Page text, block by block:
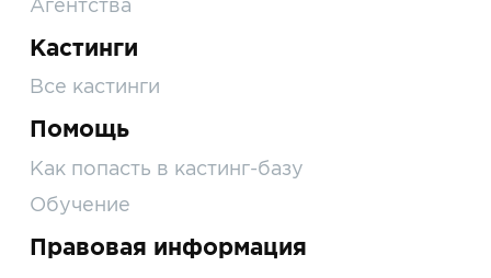
Агентства
Кастинги
Все кастинги
Помощь
Как попасть в кастинг-базу
Обучение
Правовая информация